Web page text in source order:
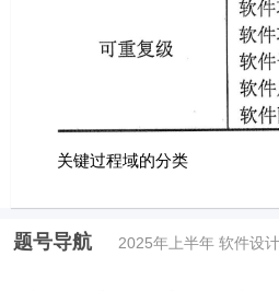
关键过程域的分类
题号导航 2025年上半年 软件设